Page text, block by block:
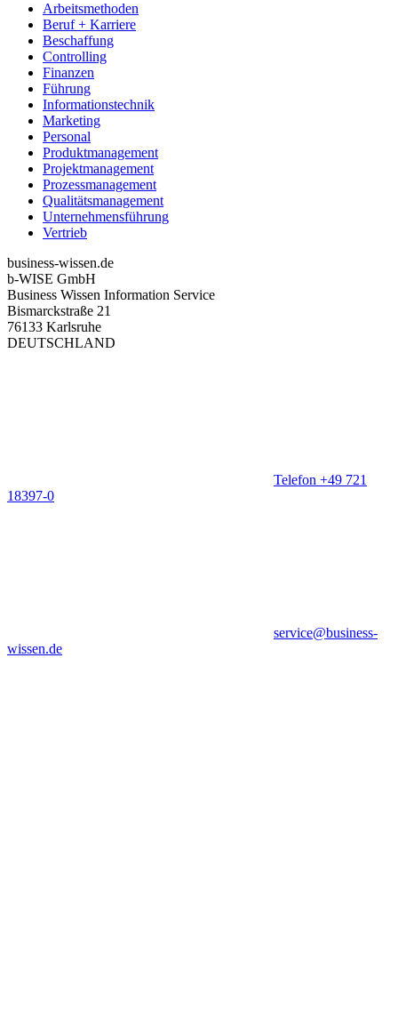
Arbeitsmethoden
Beruf + Karriere
Beschaffung
Controlling
Finanzen
Führung
Informationstechnik
Marketing
Personal
Produktmanagement
Projektmanagement
Prozessmanagement
Qualitätsmanagement
Unternehmensführung
Vertrieb
business-wissen.de
b-WISE GmbH
Business Wissen Information Service
Bismarckstraße 21
76133 Karlsruhe
DEUTSCHLAND
Telefon +49 721
18397-0
service@business-
wissen.de